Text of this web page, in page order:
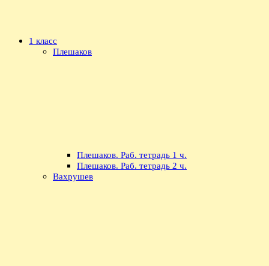
1 класс
Плешаков
Плешаков. Раб. тетрадь 1 ч.
Плешаков. Раб. тетрадь 2 ч.
Вахрушев